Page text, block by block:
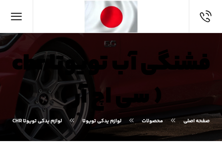
فشنگی آب تویوتا chr
( سی اچ آر )
صفحه اصلی محصولات لوازم یدکی تویوتا لوازم یدکی تویوتا CHR